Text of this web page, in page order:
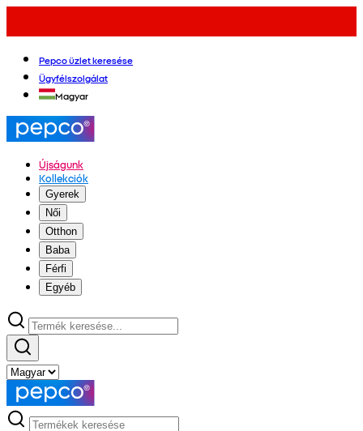
Pepco üzlet keresése
Ügyfélszolgálat
Magyar
Újságunk
Kollekciók
Gyerek
Női
Otthon
Baba
Férfi
Egyéb